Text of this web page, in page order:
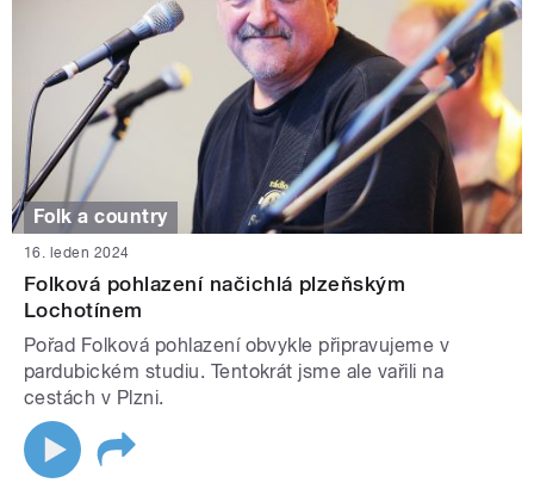
Folk a country
16. leden 2024
Folková pohlazení načichlá plzeňským
Lochotínem
Pořad Folková pohlazení obvykle připravujeme v
pardubickém studiu. Tentokrát jsme ale vařili na
cestách v Plzni.